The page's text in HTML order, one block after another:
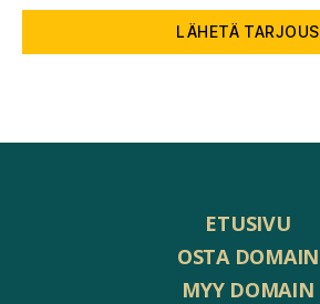
LÄHETÄ TARJOUS
ETUSIVU
OSTA DOMAIN
MYY DOMAIN